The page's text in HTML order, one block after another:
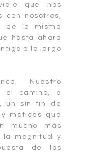
que nos
con nosotros,
de la misma
hasta ahora
a lo largo
Nuestro
el camino, a
un sin fin de
matices que
mucho más
la magnitud y
de los